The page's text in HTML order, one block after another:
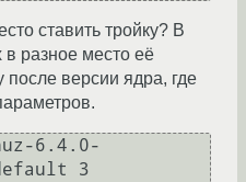
ставить тройку? В
в разное место её
после версии ядра, где
3